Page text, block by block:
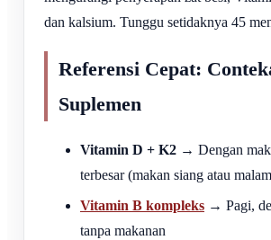
dan kalsium. Tunggu setidaknya 45
Referensi Cepat:
Suplemen
Vitamin D + K2 → Dengan
terbesar (makan siang atau
Vitamin B kompleks → Pagi,
tanpa makanan